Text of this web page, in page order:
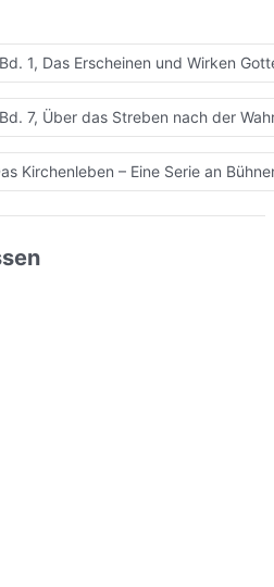
1, Das Erscheinen und Wirken
7, Über das Streben nach der
Kirchenleben – Eine Serie an